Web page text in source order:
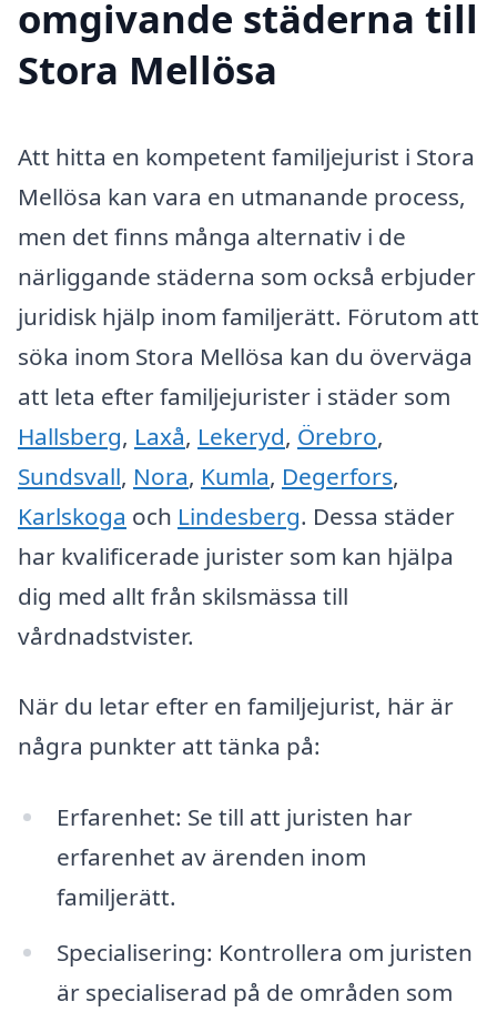
omgivande städerna till
Stora Mellösa
Att hitta en kompetent familjejurist i Stora
Mellösa kan vara en utmanande process,
men det finns många alternativ i de
närliggande städerna som också erbjuder
juridisk hjälp inom familjerätt. Förutom att
söka inom Stora Mellösa kan du överväga
att leta efter familjejurister i städer som
Hallsberg, Laxå, Lekeryd, Örebro,
Sundsvall, Nora, Kumla, Degerfors,
Karlskoga och Lindesberg. Dessa städer
har kvalificerade jurister som kan hjälpa
dig med allt från skilsmässa till
vårdnadstvister.
När du letar efter en familjejurist, här är
några punkter att tänka på:
Erfarenhet: Se till att juristen har
erfarenhet av ärenden inom
familjerätt.
Specialisering: Kontrollera om juristen
är specialiserad på de områden som